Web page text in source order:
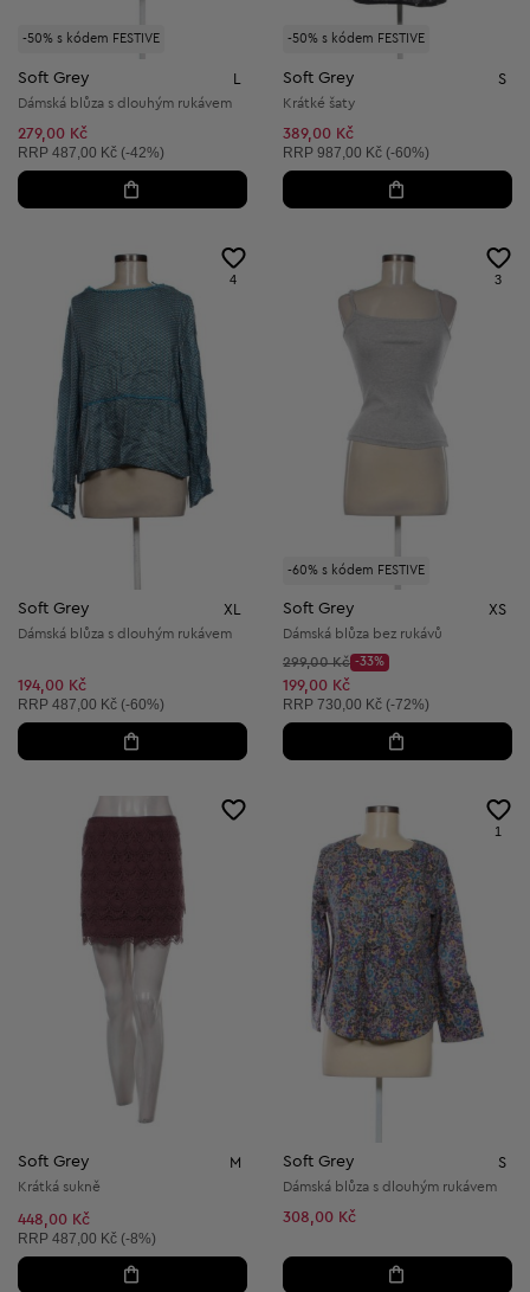
-50% s kódem FESTIVE
Soft Grey
Dámská blůza s dlouhým rukávem
279,00 Kč
Doporučená cena:
RRP 487,00 Kč (-42%)
-50% s kódem FESTIVE
Soft Grey S
Krátké šaty
389,00 Kč
Doporučená cena:
RRP 987,00 Kč (-60%)
4
Soft Grey XL
Dámská blůza s dlouhým rukávem
194,00 Kč
Doporučená cena:
RRP 487,00 Kč (-60%)
-60% s kódem FESTIVE
3
Soft Grey XS
Dámská blůza bez rukávů
Původní cena:
299,00 Kč
Discount Price:
-33%
Snížená cena:
199,00 Kč
Doporučená cena:
RRP 730,00 Kč (-72%)
Soft Grey M
Krátká sukně
448,00 Kč
Doporučená cena:
RRP 487,00 Kč (-8%)
1
Soft Grey S
Dámská blůza s dlouhým rukávem
308,00 Kč